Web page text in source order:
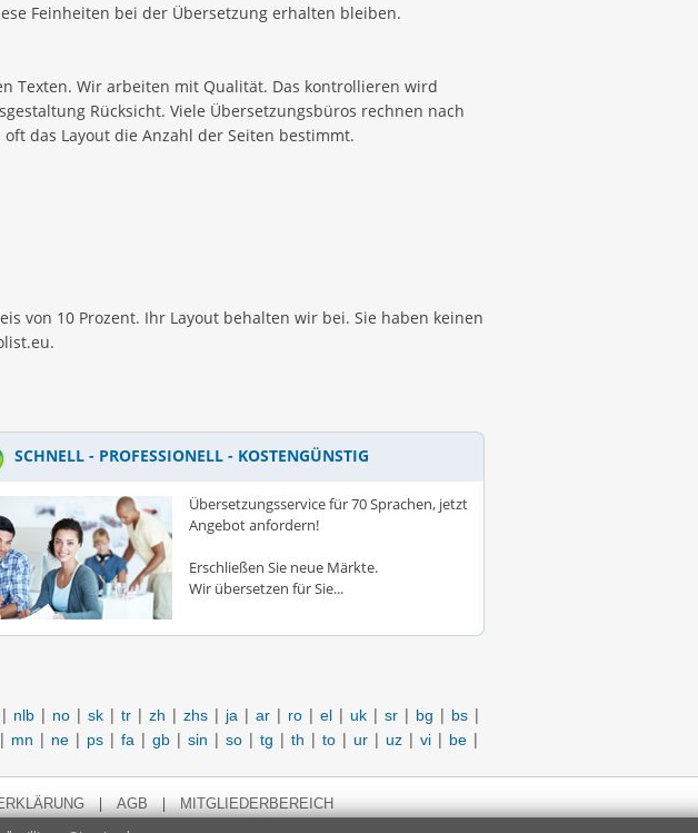
Feinheiten bei der Übersetzung erhalten bleiben.
Texten. Wir arbeiten mit Qualität. Das kontrollieren wird
Rücksicht. Viele Übersetzungsbüros rechnen nach
das Layout die Anzahl der Seiten bestimmt.
von 10 Prozent. Ihr Layout behalten wir bei. Sie haben keinen
SCHNELL - PROFESSIONELL - KOSTENGÜNSTIG
Übersetzungsservice für 70 Sprachen, jetzt
Angebot anfordern!
Erschließen Sie neue Märkte.
Wir übersetzen für Sie...
| nlb | no | sk | tr | zh | zhs | ja | ar | ro | el | uk | sr | bg | bs |
| mn | ne | ps | fa | gb | sin | so | tg | th | to | ur | uz | vi | be |
| AGB | MITGLIEDERBEREICH